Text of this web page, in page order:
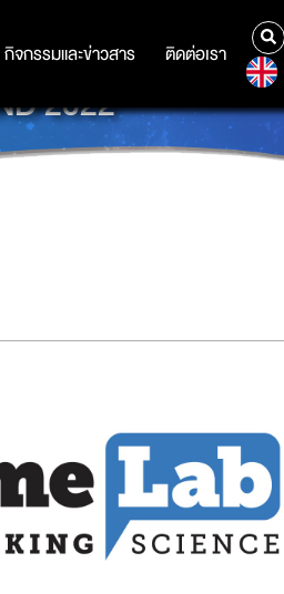
กิจกรรมและข่าวสาร ติดต่อเรา
กิจกรรมและข่าวสาร ติดต่อเรา
2022